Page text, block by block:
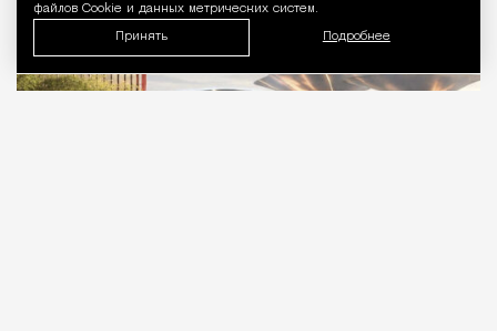
файлов Cookie и данных метрических систем.
Принять Подробнее